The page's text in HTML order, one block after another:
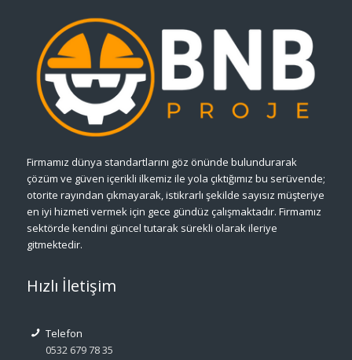
Firmamız dünya standartlarını göz önünde bulundurarak
çözüm ve güven içerikli ilkemiz ile yola çıktığımız bu serüvende;
otorite rayından çıkmayarak, istikrarlı şekilde sayısız müşteriye
en iyi hizmeti vermek için gece gündüz çalışmaktadır. Firmamız
sektörde kendini güncel tutarak sürekli olarak ileriye
gitmektedir.
Hızlı İletişim
Telefon
0532 679 78 35